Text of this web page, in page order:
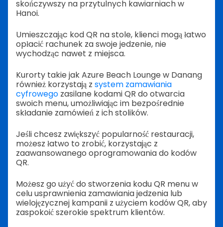
skończywszy na przytulnych kawiarniach w
Hanoi.
Umieszczając kod QR na stole, klienci mogą łatwo
opłacić rachunek za swoje jedzenie, nie
wychodząc nawet z miejsca.
Kurorty takie jak Azure Beach Lounge w Danang
również korzystają z system zamawiania
cyfrowego zasilane kodami QR do otwarcia
swoich menu, umożliwiając im bezpośrednie
składanie zamówień z ich stolików.
Jeśli chcesz zwiększyć popularność restauracji,
możesz łatwo to zrobić, korzystając z
zaawansowanego oprogramowania do kodów
QR.
Możesz go użyć do stworzenia kodu QR menu w
celu usprawnienia zamawiania jedzenia lub
wielojęzycznej kampanii z użyciem kodów QR, aby
zaspokoić szerokie spektrum klientów.